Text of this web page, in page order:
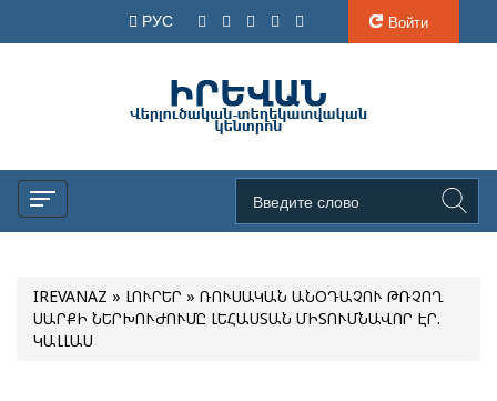
РУС Войти
IREVANAZ » ԼՈՒՐԵՐ » ՌՈՒՍԱԿԱՆ ԱՆՕԴԱՉՈՒ ԹՌՉՈՂ
ՍԱՐՔԻ ՆԵՐԽՈՒԺՈՒՄԸ ԼԵՀԱՍՏԱՆ ՄԻՏՈՒՄՆԱՎՈՐ ԷՐ.
ԿԱԼԼԱՍ